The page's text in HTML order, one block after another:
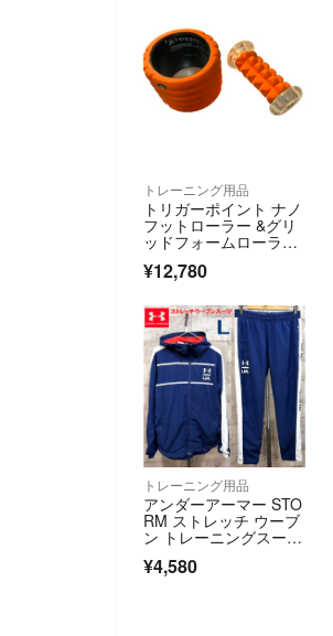
トレーニング用品
トリガーポイント ナノ
フットローラー &グリ
ッドフォームローラー
ミニ他3点セット
¥12,780
トレーニング用品
アンダーアーマー STO
RM ストレッチ ウーブ
ン トレーニングスー
プ L メンズ ウインドブ
¥4,580